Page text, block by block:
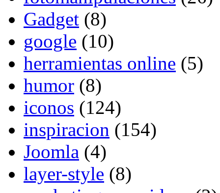
Gadget (8)
google (10)
herramientas online (5)
humor (8)
iconos (124)
inspiracion (154)
Joomla (4)
layer-style (8)